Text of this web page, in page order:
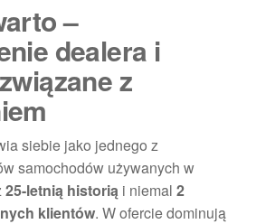
–
dealera i
z
siebie jako jednego z
samochodów używanych w
25-letnią historią i niemal 2
klientów. W ofercie dominują